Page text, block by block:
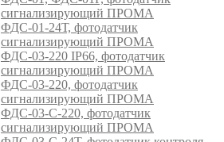
сигнализирующий ПРОМА
ФДС-01-24Т, фотодатчик
сигнализирующий ПРОМА
ФДС-03-220 IP66, фотодатчик
сигнализирующий ПРОМА
ФДС-03-220, фотодатчик
сигнализирующий ПРОМА
ФДС-03-С-220, фотодатчик
сигнализирующий ПРОМА